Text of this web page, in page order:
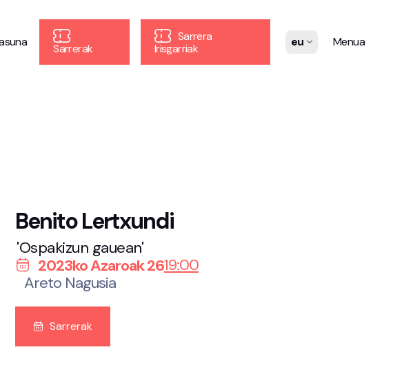
Sarrerak
Sarrera
Irisgarriak
eu Menua
Benito Lertxundi
'Ospakizun gauean'
2023ko Azaroak 2619:00
Areto Nagusia
Sarrerak